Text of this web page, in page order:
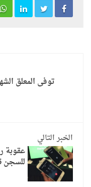
توفى المعلق
الخبر التالي
عقوبة
للسجن 15 سنة